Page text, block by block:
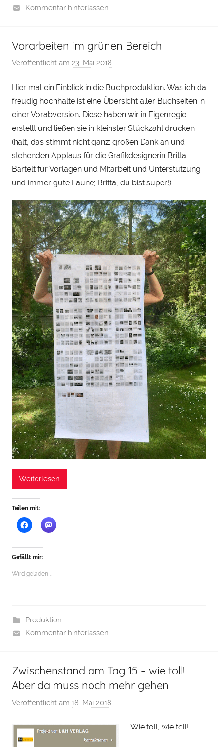
Kommentar hinterlassen
Vorarbeiten im grünen Bereich
Veröffentlicht am 23. Mai 2018
n
H
e
n
r
y
i
n
h
a
u
Hier mal ein Einblick in die Buchproduktion. Was ich da
freudig hochhalte ist eine Übersicht aller Buchseiten in
einer Vorabversion. Diese haben wir in Eigenregie
erstellt und ließen sie in kleinster Stückzahl drucken
(halt, das stimmt nicht ganz: großen Dank an und
stehenden Applaus für die Grafikdesignerin Britta
Bartelt für Vorlagen und Mitarbeit und Unterstützung
und immer gute Laune; Britta, du bist super!)
Weiterlesen
Teilen mit:
Gefällt mir:
Wird geladen …
Produktion
Kommentar hinterlassen
Zwischenstand am Tag 15 – wie toll!
Aber da muss noch mehr gehen
Veröffentlicht am 18. Mai 2018
n
H
Wie toll, wie toll!